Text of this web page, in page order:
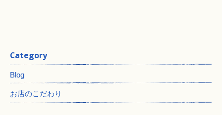
Category
Blog
お店のこだわり